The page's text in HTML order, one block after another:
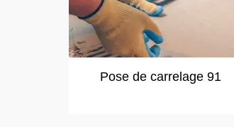
Pose de carrelage 91